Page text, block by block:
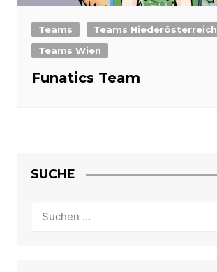
Teams
Teams Niederösterreich
Teams Wien
Funatics Team
SUCHE